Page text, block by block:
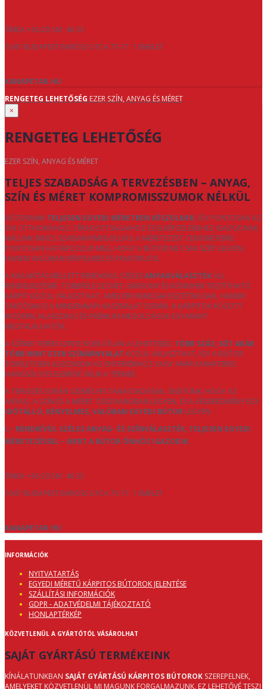
TÍMEA +36 20 561 46 33
1047 BUDAPEST BAROSS UTCA 75-77. 1 EMELET
KANAPETAR.HU
RENGETEG LEHETŐSÉG EZER SZÍN, ANYAG ÉS MÉRET
×
RENGETEG LEHETŐSÉG
EZER SZÍN, ANYAG ÉS MÉRET
TELJES SZABADSÁG A TERVEZÉSBEN – ANYAG,
SZÍN ÉS MÉRET KOMPROMISSZUMOK NÉLKÜL
BÚTORAINK TELJESEN EGYEDI MÉRETBEN KÉSZÜLNEK, ÍGY PONTOSAN AZ
ÖN OTTHONÁHOZ, TÉRADOTTSÁGAIHOZ ÉS ELKÉPZELÉSEIHEZ IGAZODNAK.
NÁLUNK NINCS SZABVÁNYMEGOLDÁS: A MÉRETEZÉST CENTIMÉTERRE
PONTOSAN HATÁROZZUK MEG, HOGY A BÚTOR NE CSAK SZÉP LEGYEN,
HANEM VALÓBAN KÉNYELMES ÉS PRAKTIKUS IS.
A KIALAKÍTÁS MELLETT RENDKÍVÜL SZÉLESANYAGVÁLASZTÉKÁLL
RENDELKEZÉSRE. TÖBBFÉLE SZÖVET, BÁRSONY ÉS KÖNNYEN TISZTÍTHATÓ
KÁRPIT KÖZÜL VÁLASZTHAT, AMELYEK NEMCSAK ESZTÉTIKUSAK, HANEM
TARTÓSAK IS A MINDENNAPI HASZNÁLAT SORÁN. A KÁRPITOK KÖZÖTT
MODERN, KLASSZIKUS ÉS PRÉMIUM MEGOLDÁSOK EGYARÁNT
MEGTALÁLHATÓK.
A SZÍNEK TERÉN SZINTE KORLÁTLAN A LEHETŐSÉG: TÖBB SZÁZ, SŐT AKÁR
TÖBB MINT EZER SZÍNÁRNYALAT KÖZÜL VÁLASZTHAT, ÍGY A BÚTOR
TÖKÉLETESEN ILLESZKEDIK AZ ENTERIŐRHÖZ VAGY AKÁR KARAKTERES
HANGSÚLYOS ELEMÉVÉ VÁLIK A TÉRNEK.
A TERVEZÉS SORÁN SZEMÉLYES TANÁCSADÁSSAL SEGÍTÜNK, HOGY AZ
ANYAG, A SZÍN ÉS A MÉRET ÖSSZHANGBAN LEGYEN, ÉS A VÉGEREDMÉNY EGY
IDŐTÁLLÓ, KÉNYELMES, VALÓBAN EGYEDI BÚTOR LEGYEN.
👉 RENDKÍVÜL SZÉLES ANYAG- ÉS SZÍNVÁLASZTÉK, TELJESEN EGYEDI
MÉRETEZÉSSEL – MERT A BÚTOR ÖNHÖZ IGAZODIK.
TÍMEA +36 20 561 46 33
1047 BUDAPEST BAROSS UTCA 75-77. 1 EMELET
KANAPETAR.HU
INFORMÁCIÓK
NYITVATARTÁS
EGYEDI MÉRETŰ KÁRPITOS BÚTOROK JELENTÉSE
SZÁLLÍTÁSI INFORMÁCIÓK
GDPR - ADATVÉDELMI TÁJÉKOZTATÓ
HONLAPTÉRKÉP
KÖZVETLENÜL A GYÁRTÓTÓL VÁSÁROLHAT
SAJÁT GYÁRTÁSÚ TERMÉKEINK
KÍNÁLATUNKBAN SAJÁT GYÁRTÁSÚ KÁRPITOS BÚTOROK SZEREPELNEK,
AMELYEKET KÖZVETLENÜL MI MAGUNK FORGALMAZUNK. EZ LEHETŐVÉ TESZI